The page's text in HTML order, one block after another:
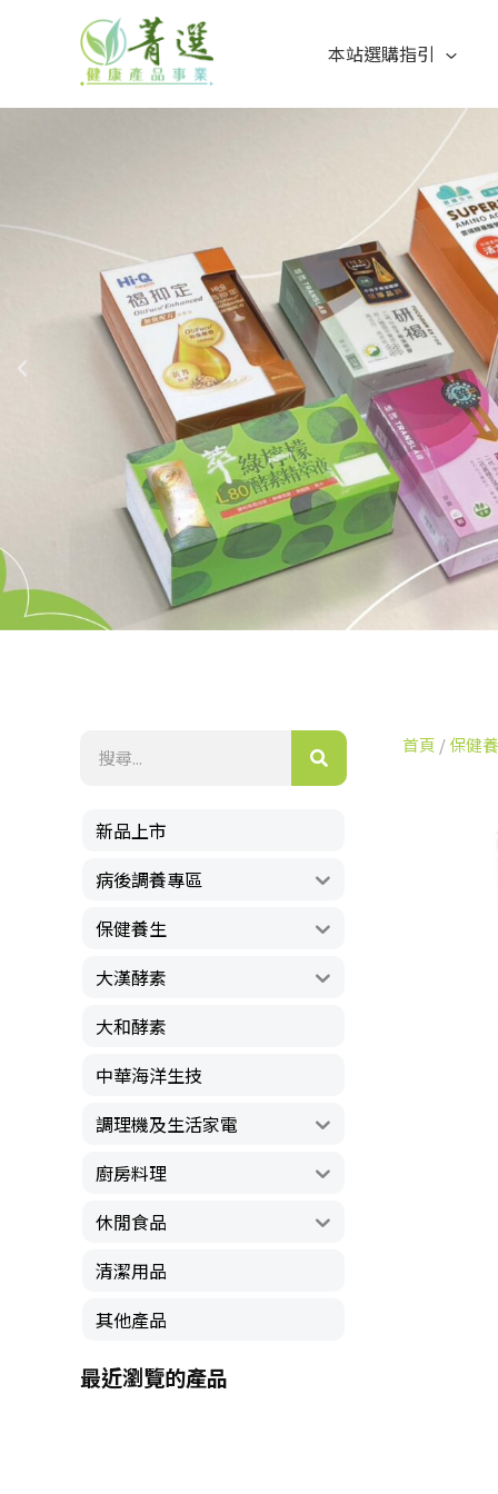
本站選購指引
新品上市
病後調養專區
保健養生
大漢酵素
大和酵素
中華海洋生技
調理機及生活家電
廚房料理
休閒食品
清潔用品
其他產品
最近瀏覽的產品
首頁 /保健